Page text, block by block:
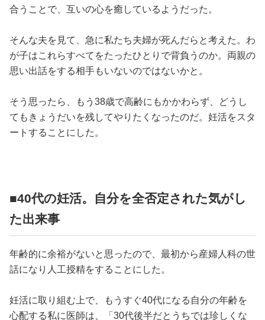
合うことで、互いの心を癒しているようだった。
そんな夫を見て、急に私たち夫婦が死んだらと考えた。わ
が子はこれらすべてをたったひとりで背負うのか。両親の
思い出話をする相手もいないのではないかと。
そう思ったら、もう38歳で高齢にもかかわらず、どうし
てもきょうだいを残してやりたくなったのだ。妊活をスタ
ートすることにした。
■40代の妊活。自分を全否定された気がし
た出来事
年齢的に余裕がないと思ったので、最初から産婦人科の世
話になり人工授精をすることにした。
妊活に取り組む上で、もうすぐ40代になる自分の年齢を
心配する私に医師は、「30代後半だとうちでは珍しくな